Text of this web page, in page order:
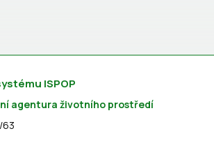
ISPOP
agentura životního prostředí
63